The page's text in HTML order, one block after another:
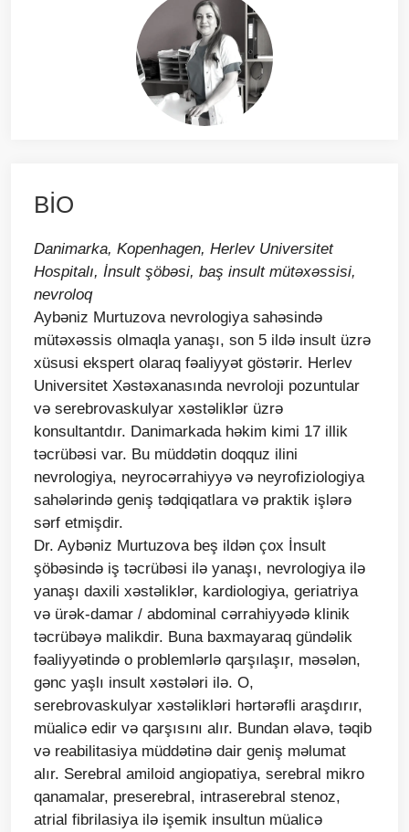
BİO
Danimarka, Kopenhagen, Herlev Universitet
Hospitalı, İnsult şöbəsi, baş insult mütəxəssisi,
nevroloq
Aybəniz Murtuzova nevrologiya sahəsində
mütəxəssis olmaqla yanaşı, son 5 ildə insult üzrə
xüsusi ekspert olaraq fəaliyyət göstərir. Herlev
Universitet Xəstəxanasında nevroloji pozuntular
və serebrovaskulyar xəstəliklər üzrə
konsultantdır. Danimarkada həkim kimi 17 illik
təcrübəsi var. Bu müddətin doqquz ilini
nevrologiya, neyrocərrahiyyə və neyrofiziologiya
sahələrində geniş tədqiqatlara və praktik işlərə
sərf etmişdir.
Dr. Aybəniz Murtuzova beş ildən çox İnsult
şöbəsində iş təcrübəsi ilə yanaşı, nevrologiya ilə
yanaşı daxili xəstəliklər, kardiologiya, geriatriya
və ürək-damar / abdominal cərrahiyyədə klinik
təcrübəyə malikdir. Buna baxmayaraq gündəlik
fəaliyyətində o problemlərlə qarşılaşır, məsələn,
gənc yaşlı insult xəstələri ilə. O,
serebrovaskulyar xəstəlikləri hərtərəfli araşdırır,
müalicə edir və qarşısını alır. Bundan əlavə, təqib
və reabilitasiya müddətinə dair geniş məlumat
alır. Serebral amiloid angiopatiya, serebral mikro
qanamalar, preserebral, intraserebral stenoz,
atrial fibrilasiya ilə işemik insultun müalicə